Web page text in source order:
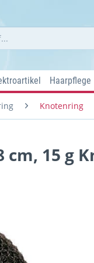
Haarpflege
Knotenring
15 g